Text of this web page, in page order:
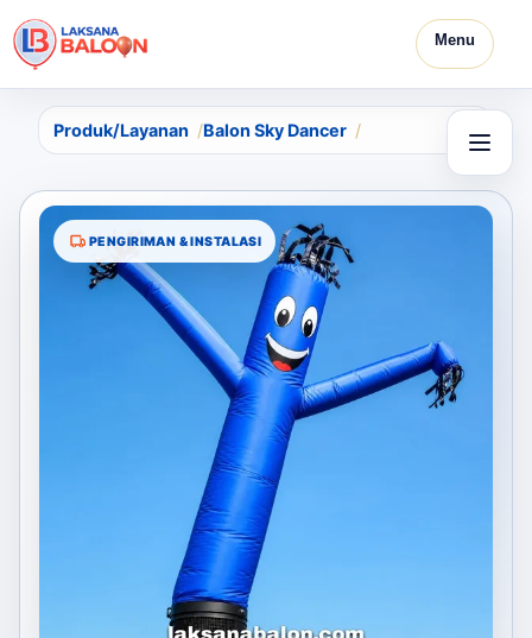
Menu
Produk/Layanan Balon Sky Dancer
PENGIRIMAN & INSTALASI